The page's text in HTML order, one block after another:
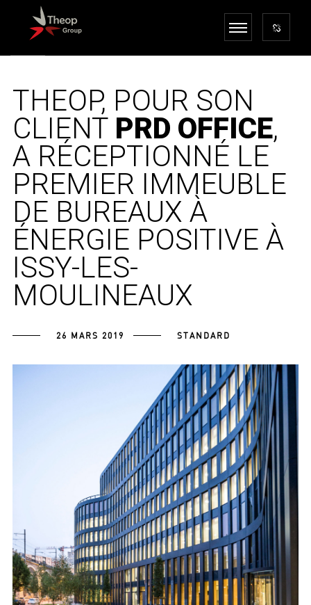
THEOP, POUR SON
CLIENT PRD OFFICE,
A RÉCEPTIONNÉ LE
PREMIER IMMEUBLE
DE BUREAUX À
ÉNERGIE POSITIVE À
ISSY-LES-
MOULINEAUX
26 MARS 2019 STANDARD